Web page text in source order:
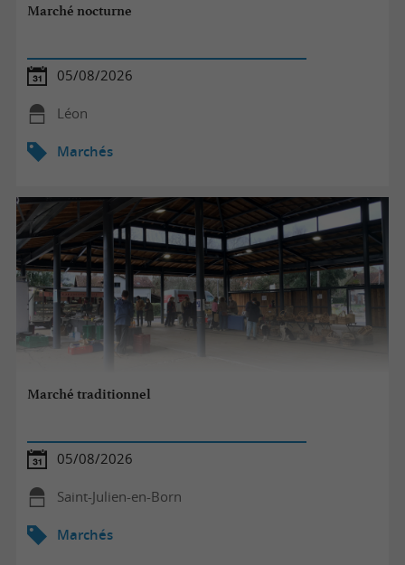
Marché nocturne
05/08/2026
Léon
Marchés
Marché traditionnel
05/08/2026
Saint-Julien-en-Born
Marchés